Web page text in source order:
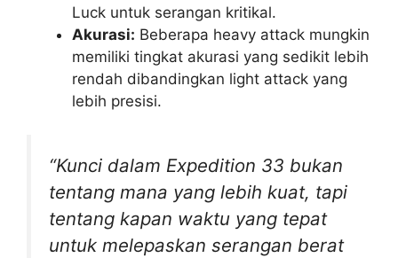
Luck untuk serangan kritikal.
Akurasi: Beberapa heavy attack mungkin
memiliki tingkat akurasi yang sedikit lebih
rendah dibandingkan light attack yang
lebih presisi.
“Kunci dalam Expedition 33 bukan
tentang mana yang lebih kuat, tapi
tentang kapan waktu yang tepat
untuk melepaskan serangan berat